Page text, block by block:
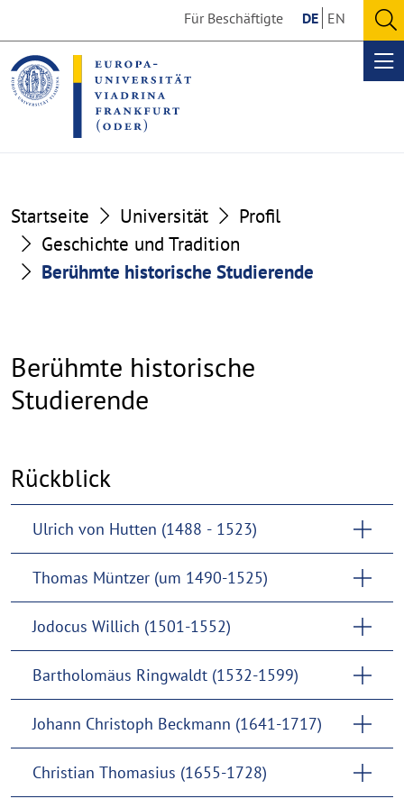
the
content
section
the
footer
section
Für Beschäftigte DE EN
Startseite Universität
Profil
Geschichte und Tradition
Berühmte historische Studierende
Berühmte historische
Studierende
Rückblick
Ulrich von Hutten (1488 - 1523)
Thomas Müntzer (um 1490-1525)
Jodocus Willich (1501-1552)
Bartholomäus Ringwaldt (1532-1599)
Johann Christoph Beckmann (1641-1717)
Christian Thomasius (1655-1728)